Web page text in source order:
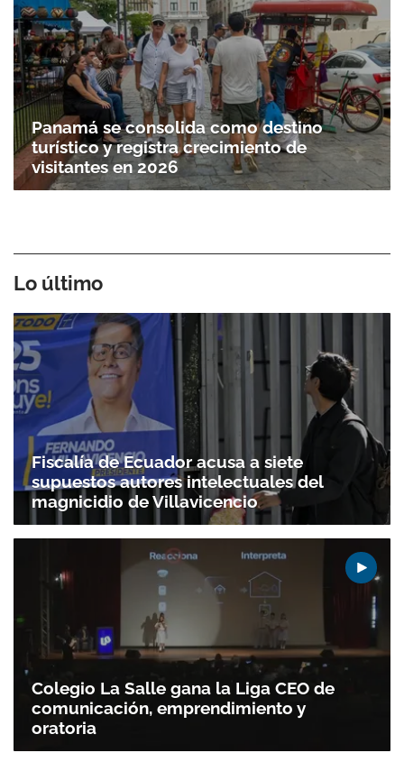
Panamá se consolida como destino
turístico y registra crecimiento de
visitantes en 2026
Lo último
Fiscalía de Ecuador acusa a siete
supuestos autores intelectuales del
magnicidio de Villavicencio
Colegio La Salle gana la Liga CEO de
comunicación, emprendimiento y
oratoria